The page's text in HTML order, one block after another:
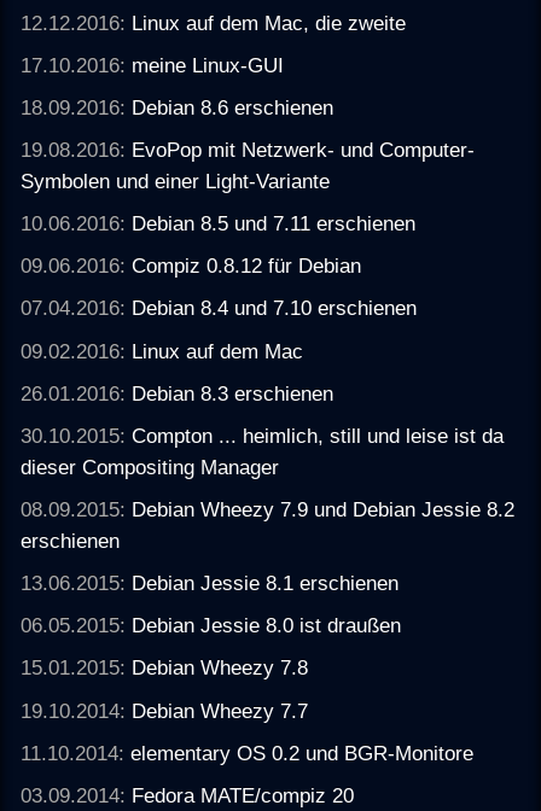
12.12.2016: Linux auf dem Mac, die zweite
17.10.2016: meine Linux-GUI
18.09.2016: Debian 8.6 erschienen
19.08.2016: EvoPop mit Netzwerk- und Computer-
Symbolen und einer Light-Variante
10.06.2016: Debian 8.5 und 7.11 erschienen
09.06.2016:Compiz 0.8.12 für Debian
07.04.2016: Debian 8.4 und 7.10 erschienen
09.02.2016: Linux auf dem Mac
26.01.2016: Debian 8.3 erschienen
30.10.2015:Compton ... heimlich, still und leise ist da
dieser Compositing Manager
08.09.2015: Debian Wheezy 7.9 und Debian Jessie 8.2
erschienen
13.06.2015: Debian Jessie 8.1 erschienen
06.05.2015: Debian Jessie 8.0 ist draußen
15.01.2015: Debian Wheezy 7.8
19.10.2014: Debian Wheezy 7.7
11.10.2014:elementary OS 0.2 und BGR-Monitore
03.09.2014: Fedora MATE/compiz 20